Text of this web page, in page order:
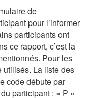
de
pour l’informer
participants ont
ce rapport, c’est la
Pour les
utilisés. La liste des
code débute par
participant : « P »